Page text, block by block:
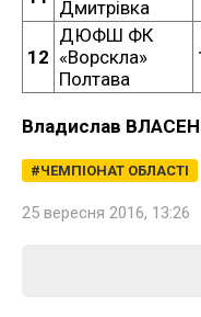
Дмитрівка
12
ДЮФШ ФК
«Ворскла»
Полтава
Владислав
ЧЕМПІОНАТ ОБЛАСТІ
25 вересня 2016, 13:26